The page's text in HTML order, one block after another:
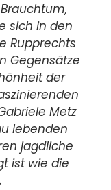
sich in den
Rupprechts
Gegensätze
der
Metz
lebenden
jagdliche
ist wie die